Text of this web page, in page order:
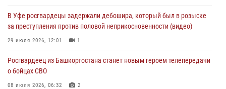
Башкортостана проведет прямую линию
29 июля 2026, 10:52
Росгвардию
29 июля 2026, 04:15
В Уфе росгвардецы задержали дебошира, который был в розыске
за преступления против половой неприкосновенности (видео)
29 июля 2026, 12:01 1
Росгвардеец из Башкортостана станет новым героем телепередачи
о бойцах СВО
08 июля 2026, 06:32 2